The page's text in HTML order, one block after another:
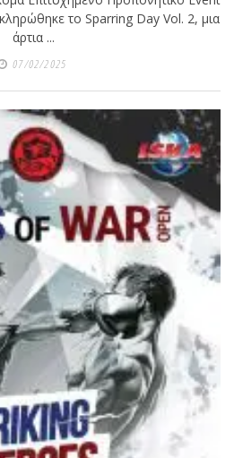
το Sparring Day Vol. 2, μια
άρτια ...
07/02/2025